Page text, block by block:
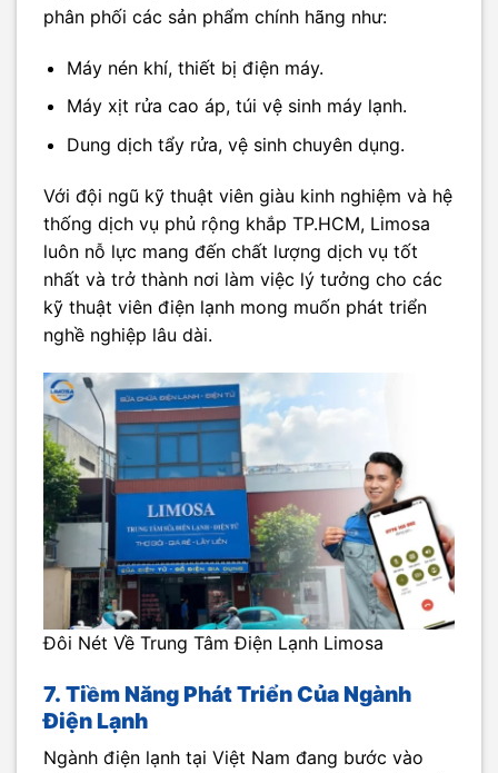
phân phối các sản phẩm chính hãng như:
Máy nén khí, thiết bị điện máy.
Máy xịt rửa cao áp, túi vệ sinh máy lạnh.
Dung dịch tẩy rửa, vệ sinh chuyên dụng.
Với đội ngũ kỹ thuật viên giàu kinh nghiệm và hệ
thống dịch vụ phủ rộng khắp TP.HCM, Limosa
luôn nỗ lực mang đến chất lượng dịch vụ tốt
nhất và trở thành nơi làm việc lý tưởng cho các
kỹ thuật viên điện lạnh mong muốn phát triển
nghề nghiệp lâu dài.
Đôi Nét Về Trung Tâm Điện Lạnh Limosa
7. Tiềm Năng Phát Triển Của Ngành
Điện Lạnh
Ngành điện lạnh tại Việt Nam đang bước vào